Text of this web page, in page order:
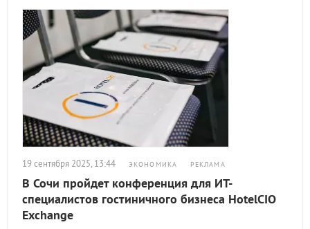
19 сентября 2025, 13:44 ЭКОНОМИКА РЕКЛАМА
В Сочи пройдет конференция для ИТ-
специалистов гостиничного бизнеса HotelCIO
Exchange